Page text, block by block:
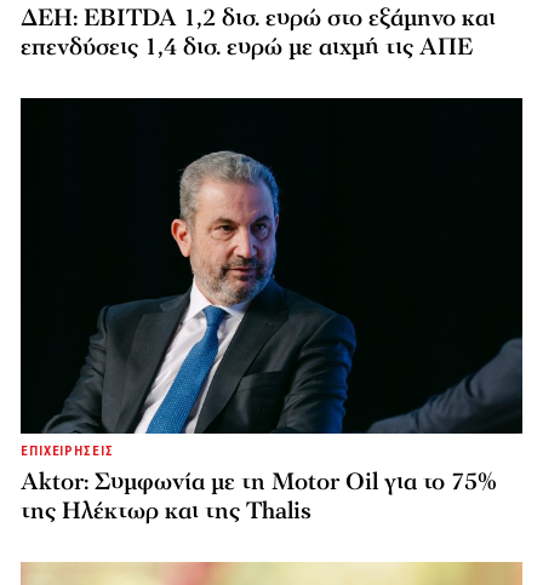
ΔΕΗ: EBITDA 1,2 δισ. ευρώ στο εξάμηνο και
επενδύσεις 1,4 δισ. ευρώ με αιχμή τις ΑΠΕ
ΕΠΙΧΕΙΡΗΣΕΙΣ
Aktor: Συμφωνία με τη Motor Oil για το 75%
της Ηλέκτωρ και της Thalis